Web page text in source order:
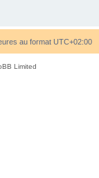
au format UTC+02:00
Limited